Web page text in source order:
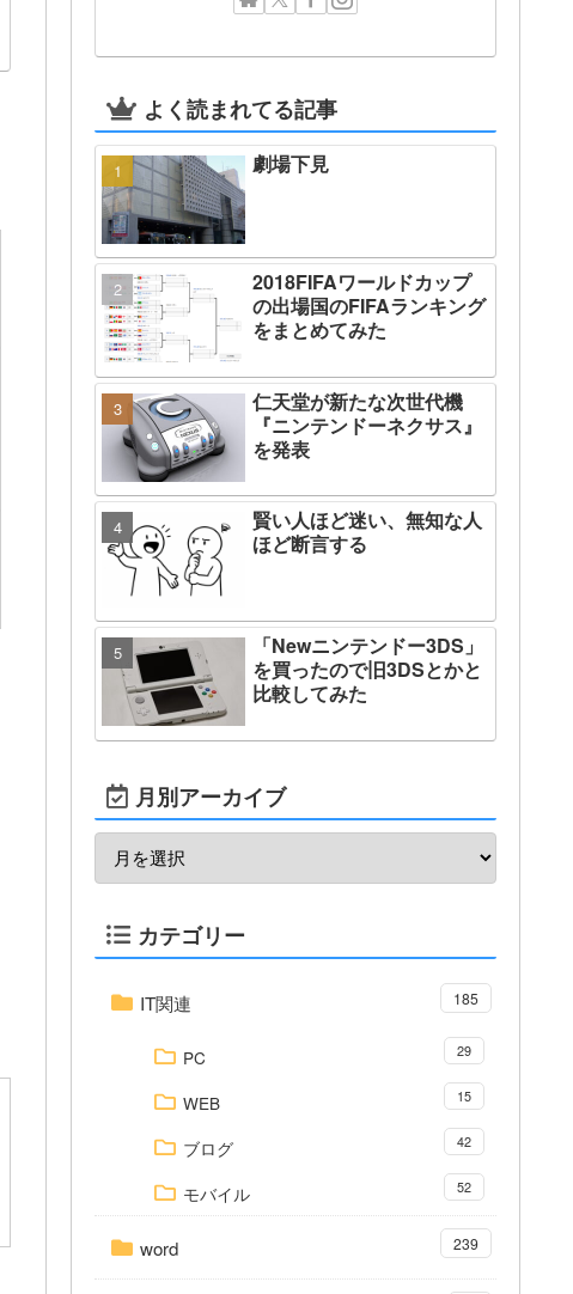
よく読まれてる記事
劇場下見
2018FIFAワールドカップ
の出場国のFIFAランキング
をまとめてみた
仁天堂が新たな次世代機
『ニンテンドーネクサス』
を発表
賢い人ほど迷い、無知な人
ほど断言する
「Newニンテンドー3DS」
を買ったので旧3DSとかと
比較してみた
月別アーカイブ
カテゴリー
IT関連 185
PC 29
WEB 15
ブログ 42
モバイル 52
word 239